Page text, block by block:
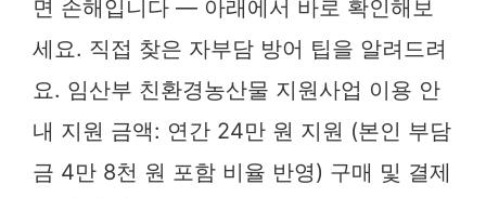
면 손해입니다 — 아래에서 바로 확인해보
세요. 직접 찾은 자부담 방어 팁을 알려드려
요. 임산부 친환경농산물 지원사업 이용 안
내 지원 금액: 연간 24만 원 지원 (본인 부담
금 4만 8천 원 포함 비율 반영) 구매 및 결제